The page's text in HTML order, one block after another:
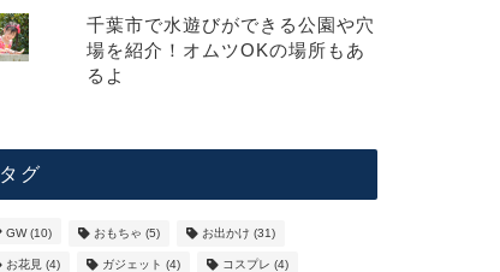
千葉市で水遊びができる公園や穴
場を紹介！オムツOKの場所もあ
るよ
タグ
GW(10) おもちゃ (5) お出かけ (31)
お花見 (4) ガジェット (4) コスプレ (4)